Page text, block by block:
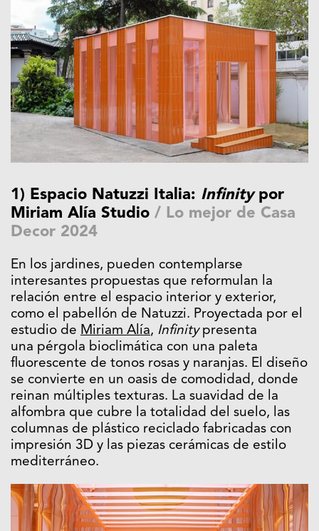
1) Espacio Natuzzi Italia: Infinitypor
Miriam Alía Studio / Lo mejor de Casa
Decor 2024
En los jardines, pueden contemplarse
interesantes propuestas que reformulan la
relación entre el espacio interior y exterior,
como el pabellón de Natuzzi. Proyectada por el
estudio de Miriam Alía, Infinitypresenta
una pérgola bioclimática con una paleta
fluorescente de tonos rosas y naranjas. El diseño
se convierte en un oasis de comodidad, donde
reinan múltiples texturas. La suavidad de la
alfombra que cubre la totalidad del suelo, las
columnas de plástico reciclado fabricadas con
impresión 3D y las piezas cerámicas de estilo
mediterráneo.